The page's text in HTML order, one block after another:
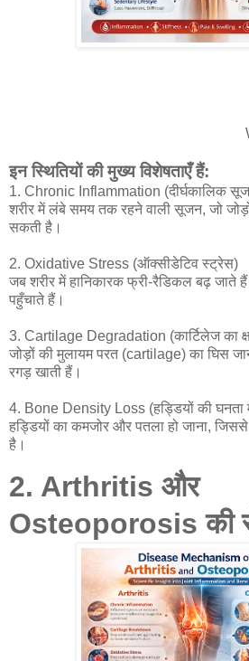
इन स्थितियों की मुख्य विशेषताएँ हैं:
1. Chronic Inflammation (दीर्घकालिक
शरीर में लंबे समय तक रहने वाली सूजन, जो
सकती है।
2. Oxidative Stress (ऑक्सीडेटिव स्ट्रेस)
जब शरीर में हानिकारक फ्री-रैडिकल बढ़
पहुँचाते हैं।
3. Cartilage Degradation (कार्टिलेज का
जोड़ों की मुलायम परत (cartilage) का घिस
रगड़ खाती हैं।
4. Bone Density Loss (हड्डियों की घनता
हड्डियों का कमजोर और पतला हो जाना,
है।
2. Arthritis और
Osteoporosis की